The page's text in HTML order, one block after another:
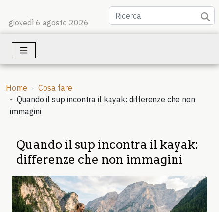
giovedì 6 agosto 2026
Home
Cosa fare
Quando il sup incontra il kayak: differenze che non
immagini
Quando il sup incontra il kayak:
differenze che non immagini